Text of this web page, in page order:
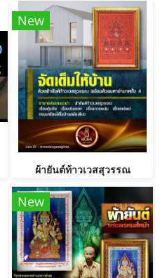
New
ผ้ายันต์ท้าวเวสสุวรรณ
New